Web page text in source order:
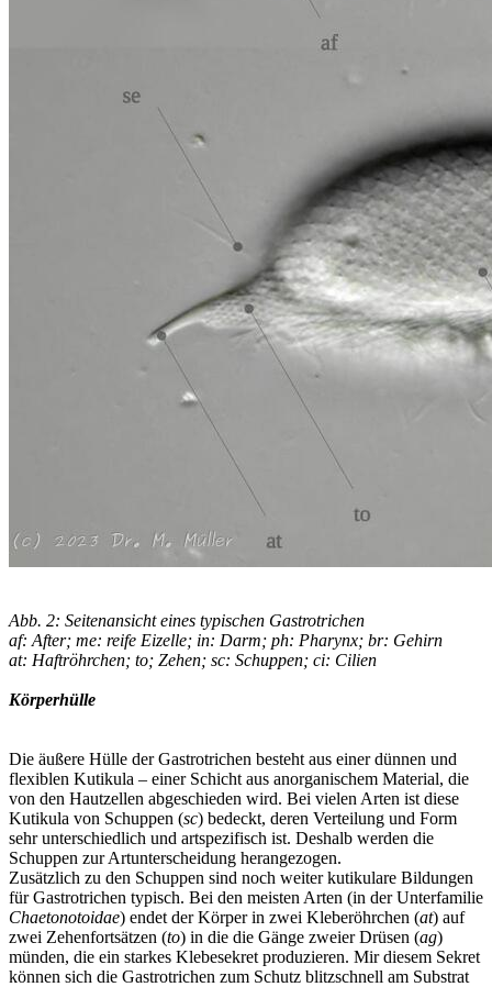
Abb. 2: Seitenansicht eines typischen Gastrotrichen
af: After; me: reife Eizelle; in: Darm; ph: Pharynx; br: Gehirn
at: Haftröhrchen; to; Zehen; sc: Schuppen; ci: Cilien
Körperhülle
Die äußere Hülle der Gastrotrichen besteht aus einer dünnen und
flexiblen Kutikula – einer Schicht aus anorganischem Material, die
von den Hautzellen abgeschieden wird. Bei vielen Arten ist diese
Kutikula von Schuppen (sc) bedeckt, deren Verteilung und Form
sehr unterschiedlich und artspezifisch ist. Deshalb werden die
Schuppen zur Artunterscheidung herangezogen.
Zusätzlich zu den Schuppen sind noch weiter kutikulare Bildungen
für Gastrotrichen typisch. Bei den meisten Arten (in der Unterfamilie
Chaetonotoidae) endet der Körper in zwei Kleberöhrchen (at) auf
zwei Zehenfortsätzen (to) in die die Gänge zweier Drüsen (ag)
münden, die ein starkes Klebesekret produzieren. Mir diesem Sekret
können sich die Gastrotrichen zum Schutz blitzschnell am Substrat